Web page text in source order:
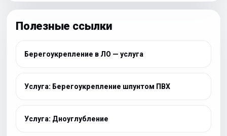
Полезные ссылки
Берегоукрепление в ЛО — услуга
Услуга: Берегоукрепление шпунтом ПВХ
Услуга: Дноуглубление